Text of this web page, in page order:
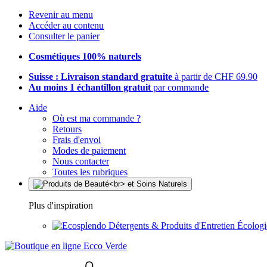
Revenir au menu
Accéder au contenu
Consulter le panier
Cosmétiques 100% naturels
Suisse : Livraison standard gratuite à partir de CHF 69.90
Au moins 1 échantillon gratuit par commande
Aide
Où est ma commande ?
Retours
Frais d'envoi
Modes de paiement
Nous contacter
Toutes les rubriques
Plus d'inspiration
Détergents & Produits d'Entretien